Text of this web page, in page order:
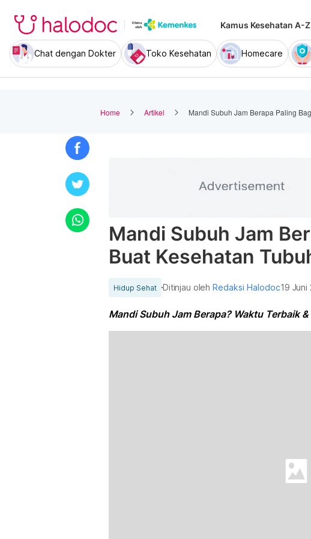
Kamus Kesehatan A-Z
Chat dengan Dokter Toko Kesehatan Homecare
Home Artikel Mandi Subuh Jam Berapa Paling
Mandi Subuh Jam
Buat Kesehatan
Hidup Sehat Ditinjau olehRedaksi Halodoc19 Juni
Mandi Subuh Jam Berapa? Waktu Terbaik